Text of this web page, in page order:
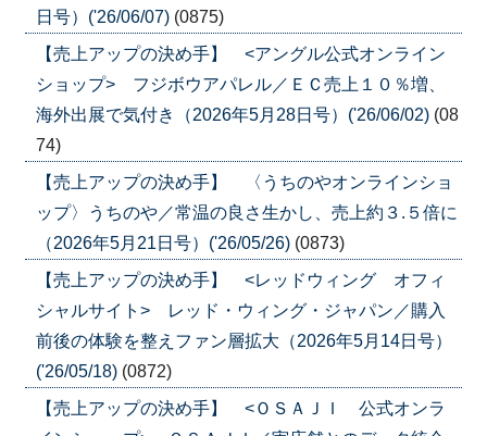
日号）('26/06/07) (0875)
【売上アップの決め手】 <アングル公式オンライン
ショップ> フジボウアパレル／ＥＣ売上１０％増、
海外出展で気付き（2026年5月28日号）('26/06/02) (08
74)
【売上アップの決め手】 〈うちのやオンラインショ
ップ〉うちのや／常温の良さ生かし、売上約３.５倍に
（2026年5月21日号）('26/05/26) (0873)
【売上アップの決め手】 <レッドウィング オフィ
シャルサイト> レッド・ウィング・ジャパン／購入
前後の体験を整えファン層拡大（2026年5月14日号）
('26/05/18) (0872)
【売上アップの決め手】 <ＯＳＡＪＩ 公式オンラ